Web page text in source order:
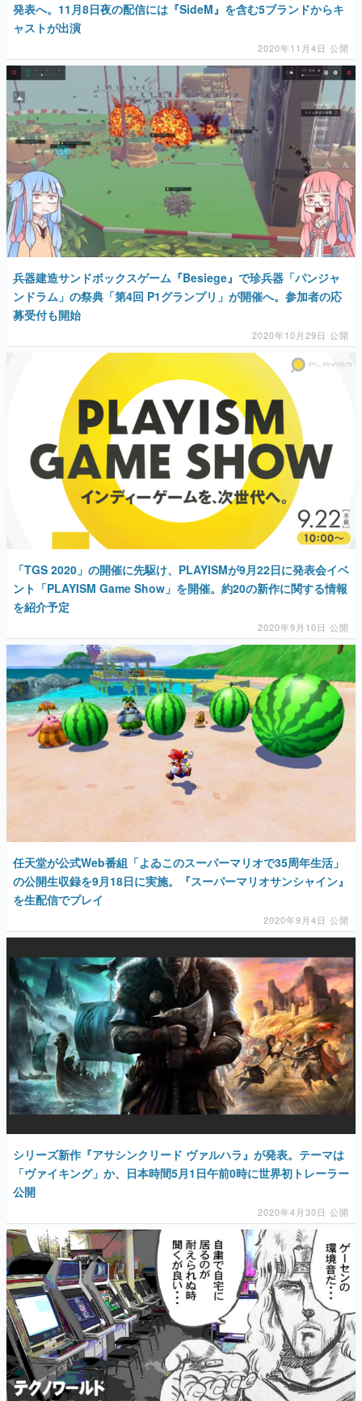
発表へ。11月8日夜の配信には『SideM』を含む5ブランドからキ
ャストが出演
2020年11月4日 公開
兵器建造サンドボックスゲーム『Besiege』で珍兵器「パンジャ
ンドラム」の祭典「第4回 P1グランプリ」が開催へ。参加者の応
募受付も開始
2020年10月29日 公開
「TGS 2020」の開催に先駆け、PLAYISMが9月22日に発表会イベ
ント「PLAYISM Game Show」を開催。約20の新作に関する情報
を紹介予定
2020年9月10日 公開
任天堂が公式Web番組「よゐこのスーパーマリオで35周年生活」
の公開生収録を9月18日に実施。『スーパーマリオサンシャイン』
を生配信でプレイ
2020年9月4日 公開
シリーズ新作『アサシンクリード ヴァルハラ』が発表。テーマは
「ヴァイキング」か、日本時間5月1日午前0時に世界初トレーラー
公開
2020年4月30日 公開